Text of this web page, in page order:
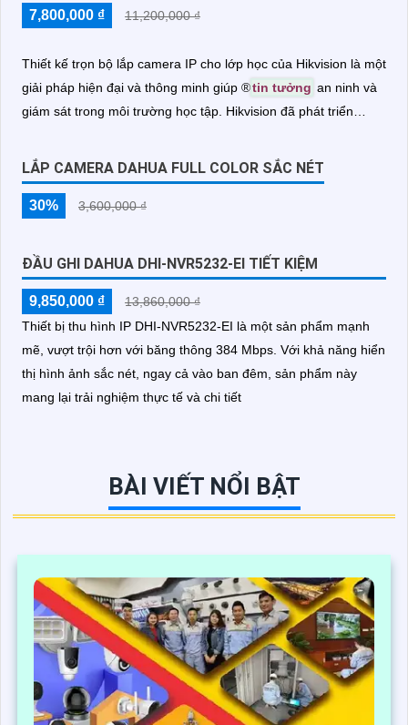
7,800,000 ₫ 11,200,000 ₫
Thiết kế trọn bộ lắp camera IP cho lớp học của Hikvision là một
giải pháp hiện đại và thông minh giúp ®️tin tưởng
giám sát trong môi trường học tập. Hikvision đã phát triển
độ phân giải 2
LẮP CAMERA DAHUA FULL COLOR SẮC NÉT
30% 3,600,000 ₫
ĐẦU GHI DAHUA DHI-NVR5232-EI TIẾT KIỆM
9,850,000 ₫
13,860,000 ₫
Thiết bị thu hình IP DHI-NVR5232-EI là một sản phẩm mạnh
mẽ, vượt trội hơn với băng thông 384 Mbps. Với khả năng hiển
thị hình ảnh sắc nét, ngay cả vào ban đêm, sản phẩm này
mang lại trải nghiệm thực tế và chi tiết
BÀI VIẾT NỔI BẬT